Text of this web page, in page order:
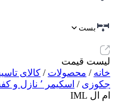
بست
لیست قیمت
خانه / محصولات / کالای
جکوزی / اسکیمر ٬ نازل و کفشور
ام ال IML